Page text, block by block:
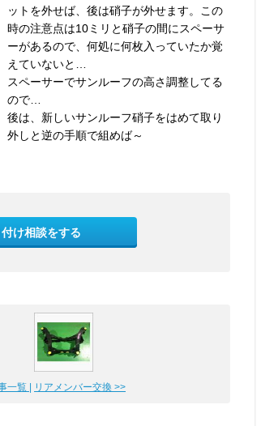
ットを外せば、後は硝子が外せます。この
時の注意点は10ミリと硝子の間にスペーサ
ーがあるので、何処に何枚入っていたか覚
えていないと…
スペーサーでサンルーフの高さ調整してる
ので…
後は、新しいサンルーフ硝子をはめて取り
外しと逆の手順で組めば～
け相談をする
一覧 | リアメンバー交換 >>